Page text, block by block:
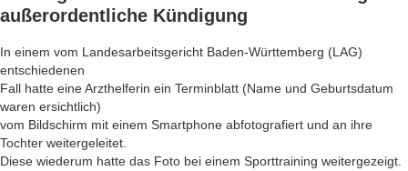
außerordentliche Kündigung
In einem vom Landesarbeitsgericht Baden-Württemberg (LAG)
entschiedenen
Fall hatte eine Arzthelferin ein Terminblatt (Name und Geburtsdatum
waren ersichtlich)
vom Bildschirm mit einem Smartphone abfotografiert und an ihre
Tochter weitergeleitet.
Diese wiederum hatte das Foto bei einem Sporttraining weitergezeigt.